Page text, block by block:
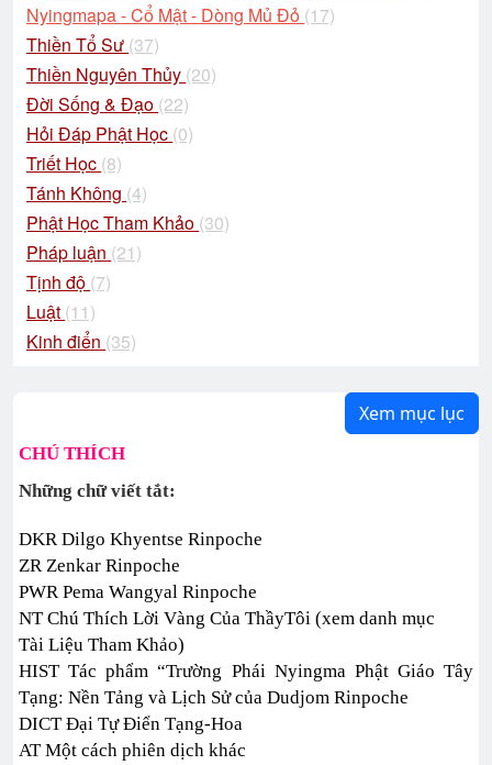
Nyingmapa - Cổ Mật - Dòng Mủ Đỏ (17)
Thiền Tổ Sư (37)
Thiền Nguyên Thủy (20)
Đời Sống & Đạo (22)
Hỏi Đáp Phật Học (0)
Triết Học (8)
Tánh Không (4)
Phật Học Tham Khảo (30)
Pháp luận (21)
Tịnh độ (7)
Luật (11)
Kinh điển (35)
Xem mục lục
CHÚ THÍCH
Những chữ viết tắt:
DKR Dilgo Khyentse Rinpoche
ZR Zenkar Rinpoche
PWR Pema Wangyal Rinpoche
NT Chú Thích Lời Vàng Của ThầyTôi (xem danh mục
Tài Liệu Tham Khảo)
HIST Tác phẩm “Trường Phái Nyingma Phật Giáo Tây
Tạng: Nền Tảng và Lịch Sử của Dudjom Rinpoche
DICT Đại Tự Điển Tạng-Hoa
AT Một cách phiên dịch khác